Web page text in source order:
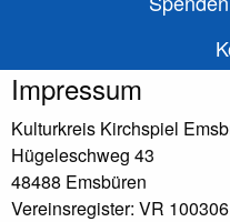
Impressum
Kulturkreis Kirchspiel
Hügeleschweg 43
48488 Emsbüren
Vereinsregister: VR 100306